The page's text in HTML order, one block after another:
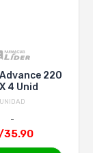
220
4 Unid
UNIDAD
35.90